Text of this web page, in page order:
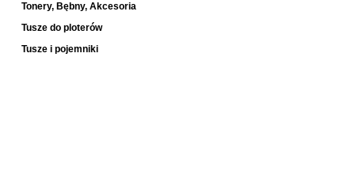
Tonery, Bębny, Akcesoria
Tusze do ploterów
Tusze i pojemniki